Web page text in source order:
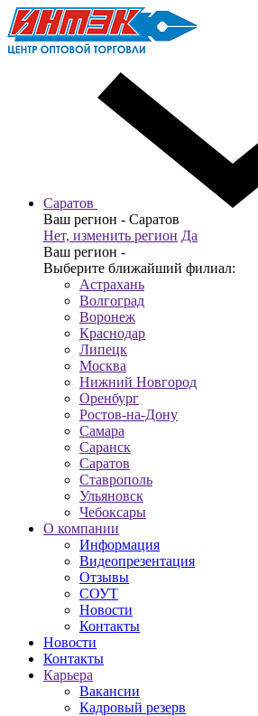
Саратов
Ваш регион - Саратов
Нет, изменить регион Да
Ваш регион -
Выберите ближайший филиал:
Астрахань
Волгоград
Воронеж
Краснодар
Липецк
Москва
Нижний Новгород
Оренбург
Ростов-на-Дону
Самара
Саранск
Саратов
Ставрополь
Ульяновск
Чебоксары
О компании
Информация
Видеопрезентация
Отзывы
СОУТ
Новости
Контакты
Новости
Контакты
Карьера
Вакансии
Кадровый резерв